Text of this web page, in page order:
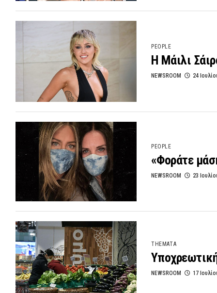
PEOPLE
Η Μάιλι
NEWSROOM 24
PEOPLE
«Φοράτε
NEWSROOM 23
THEMATA
NEWSROOM 17